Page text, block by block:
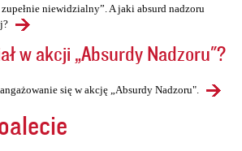
niewidzialny”. A jaki absurd nadzoru
w akcji „Absurdy Nadzoru"?
się w akcję „Absurdy Nadzoru".